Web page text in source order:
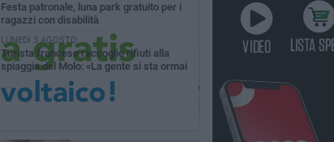
Festa patronale, luna park gratuito per i
ragazzi con disabilità
LUNEDÌ 3 AGOSTO
Turista francese raccoglie rifiuti alla
spiaggia del Molo: «La gente si sta ormai